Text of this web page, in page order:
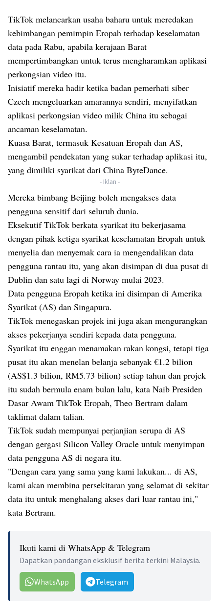
TikTok melancarkan usaha baharu untuk meredakan
kebimbangan pemimpin Eropah terhadap keselamatan
data pada Rabu, apabila kerajaan Barat
mempertimbangkan untuk terus mengharamkan aplikasi
perkongsian video itu.
Inisiatif mereka hadir ketika badan pemerhati siber
Czech mengeluarkan amarannya sendiri, menyifatkan
aplikasi perkongsian video milik China itu sebagai
ancaman keselamatan.
Kuasa Barat, termasuk Kesatuan Eropah dan AS,
mengambil pendekatan yang sukar terhadap aplikasi itu,
yang dimiliki syarikat dari China ByteDance.
- Iklan -
Mereka bimbang Beijing boleh mengakses data
pengguna sensitif dari seluruh dunia.
Eksekutif TikTok berkata syarikat itu bekerjasama
dengan pihak ketiga syarikat keselamatan Eropah untuk
menyelia dan menyemak cara ia mengendalikan data
pengguna rantau itu, yang akan disimpan di dua pusat di
Dublin dan satu lagi di Norway mulai 2023.
Data pengguna Eropah ketika ini disimpan di Amerika
Syarikat (AS) dan Singapura.
TikTok menegaskan projek ini juga akan mengurangkan
akses pekerjanya sendiri kepada data pengguna.
Syarikat itu enggan menamakan rakan kongsi, tetapi tiga
pusat itu akan menelan belanja sebanyak €1.2 bilion
(AS$1.3 bilion, RM5.73 bilion) setiap tahun dan projek
itu sudah bermula enam bulan lalu, kata Naib Presiden
Dasar Awam TikTok Eropah, Theo Bertram dalam
taklimat dalam talian.
TikTok sudah mempunyai perjanjian serupa di AS
dengan gergasi Silicon Valley Oracle untuk menyimpan
data pengguna AS di negara itu.
"Dengan cara yang sama yang kami lakukan... di AS,
kami akan membina persekitaran yang selamat di sekitar
data itu untuk menghalang akses dari luar rantau ini,"
kata Bertram.
Ikuti kami di WhatsApp & Telegram
Dapatkan pandangan eksklusif berita terkini Malaysia.
WhatsApp Telegram